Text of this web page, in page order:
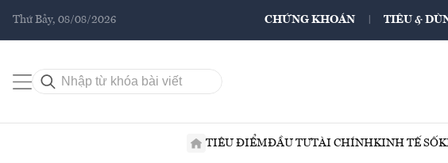
Thứ Bảy, 08/08/2026 CHỨNG KHOÁN TIÊU &
TIÊU ĐIỂMĐẦU TƯTÀI CHÍNHKINH TẾ SỐ